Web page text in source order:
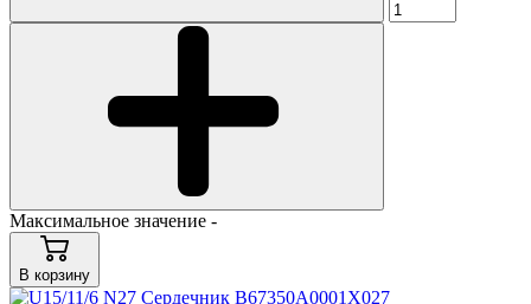
Максимальное значение -
В корзину